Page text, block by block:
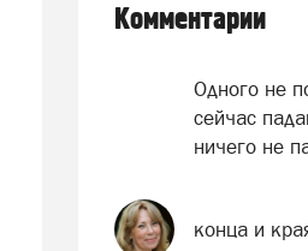
Комментарии
Одного не
сейчас
ничего не
конца и